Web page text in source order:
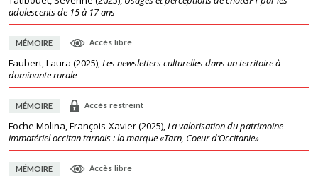
adolescents de 15 à 17 ans
MÉMOIRE Accès libre
Faubert, Laura (2025),Les newsletters culturelles dans un territoire à
dominante rurale
MÉMOIRE Accès restreint
Foche Molina, François-Xavier(2025),La valorisation du patrimoine
immatériel occitan tarnais : la marque «Tarn, Coeur d’Occitanie»
MÉMOIRE Accès libre